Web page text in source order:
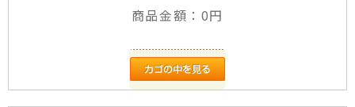
商品金額： 0円